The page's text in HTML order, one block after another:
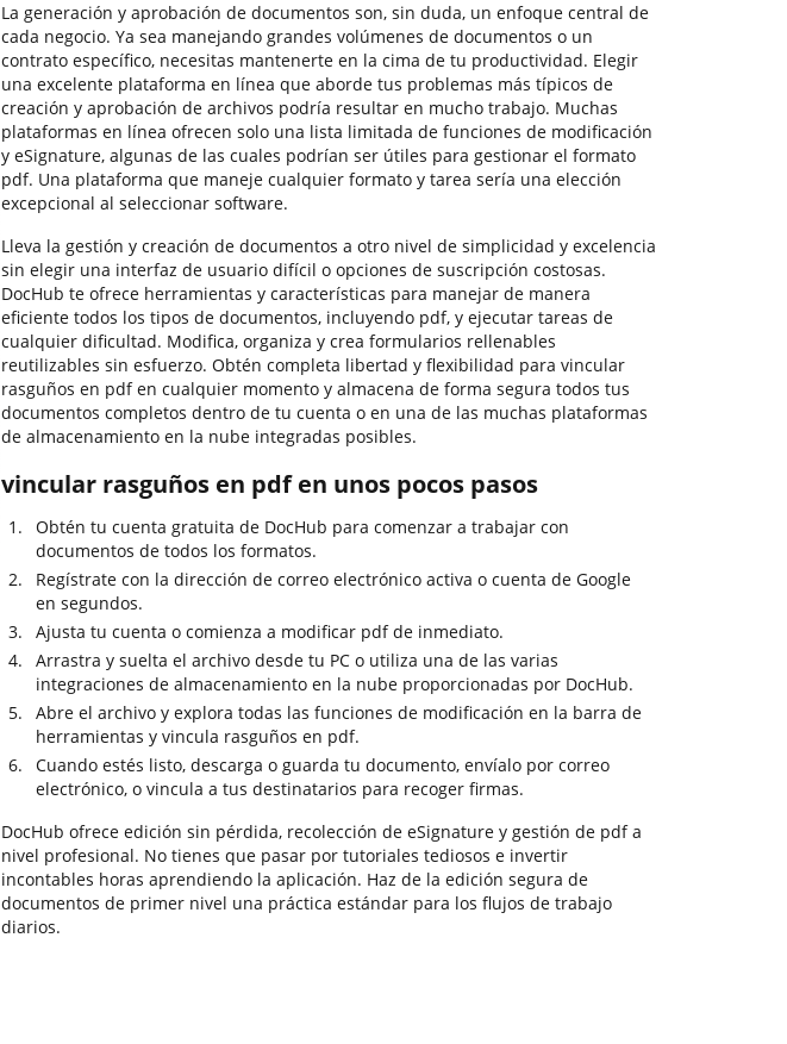
La generación y aprobación de documentos son, sin duda, un enfoque central de
cada negocio. Ya sea manejando grandes volúmenes de documentos o un
contrato específico, necesitas mantenerte en la cima de tu productividad. Elegir
una excelente plataforma en línea que aborde tus problemas más típicos de
creación y aprobación de archivos podría resultar en mucho trabajo. Muchas
plataformas en línea ofrecen solo una lista limitada de funciones de modificación
y eSignature, algunas de las cuales podrían ser útiles para gestionar el formato
pdf. Una plataforma que maneje cualquier formato y tarea sería una elección
excepcional al seleccionar software.
Lleva la gestión y creación de documentos a otro nivel de simplicidad y excelencia
sin elegir una interfaz de usuario difícil o opciones de suscripción costosas.
DocHub te ofrece herramientas y características para manejar de manera
eficiente todos los tipos de documentos, incluyendo pdf, y ejecutar tareas de
cualquier dificultad. Modifica, organiza y crea formularios rellenables
reutilizables sin esfuerzo. Obtén completa libertad y flexibilidad para vincular
rasguños en pdf en cualquier momento y almacena de forma segura todos tus
documentos completos dentro de tu cuenta o en una de las muchas plataformas
de almacenamiento en la nube integradas posibles.
vincular rasguños en pdf en unos pocos pasos
Obtén tu cuenta gratuita de DocHub para comenzar a trabajar con
documentos de todos los formatos.
Regístrate con la dirección de correo electrónico activa o cuenta de Google
en segundos.
Ajusta tu cuenta o comienza a modificar pdf de inmediato.
Arrastra y suelta el archivo desde tu PC o utiliza una de las varias
integraciones de almacenamiento en la nube proporcionadas por DocHub.
Abre el archivo y explora todas las funciones de modificación en la barra de
herramientas y vincula rasguños en pdf.
Cuando estés listo, descarga o guarda tu documento, envíalo por correo
electrónico, o vincula a tus destinatarios para recoger firmas.
DocHub ofrece edición sin pérdida, recolección de eSignature y gestión de pdf a
nivel profesional. No tienes que pasar por tutoriales tediosos e invertir
incontables horas aprendiendo la aplicación. Haz de la edición segura de
documentos de primer nivel una práctica estándar para los flujos de trabajo
diarios.